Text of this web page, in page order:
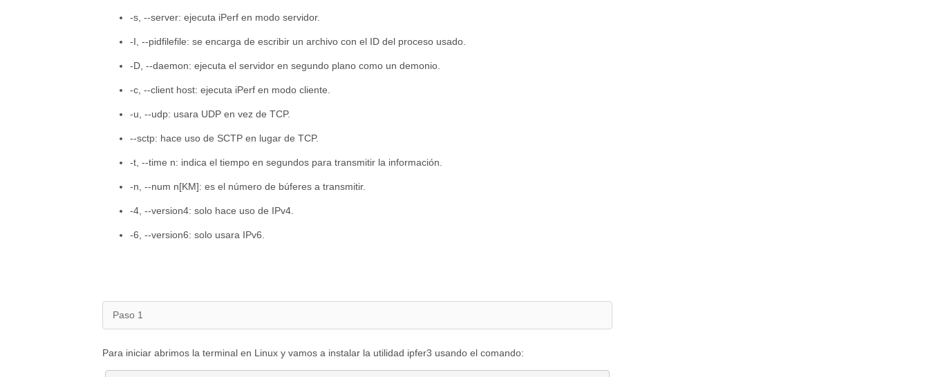
-s, --server: ejecuta iPerf en modo servidor.
-I, --pidfilefile: se encarga de escribir un archivo con el ID del proceso usado.
-D, --daemon: ejecuta el servidor en segundo plano como un demonio.
-c, --client host: ejecuta iPerf en modo cliente.
-u, --udp: usara UDP en vez de TCP.
--sctp: hace uso de SCTP en lugar de TCP.
-t, --time n: indica el tiempo en segundos para transmitir la información.
-n, --num n[KM]: es el número de búferes a transmitir.
-4, --version4: solo hace uso de IPv4.
-6, --version6: solo usara IPv6.
Paso 1
Para iniciar abrimos la terminal en Linux y vamos a instalar la utilidad ipfer3 usando el comando: